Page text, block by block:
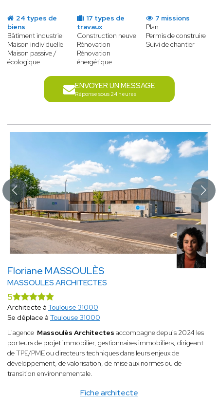
24 types de
biens
Bâtiment industriel
Maison individuelle
Maison passive /
écologique
17 types de
travaux
Construction neuve
Rénovation
Rénovation
énergétique
7 missions
Plan
Permis de construire
Suivi de chantier
ENVOYER UN MESSAGE
Réponse sous 24 heures
Floriane MASSOULÈS
MASSOULES ARCHITECTES
Fiche architecte
5
Architecte à Toulouse 31000
Se déplace à Toulouse 31000
L'agence Massoulès Architectes accompagne depuis 2024 les
porteurs de projet immobilier, gestionnaires immobiliers, dirigeant
de TPE/PME ou directeurs techniques dans leurs enjeux de
développement, de valorisation, de mise aux normes ou de
transition environnementale.